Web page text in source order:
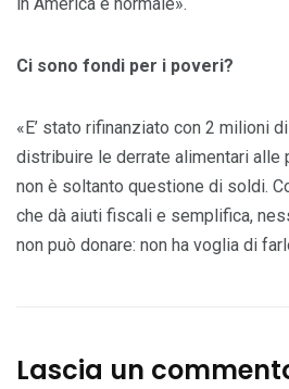
Ci sono fondi per i poveri?
«E’ stato rifinanziato con 2 milioni
distribuire le derrate alimentari alle
non è soltanto questione di soldi.
che dà aiuti fiscali e semplifica,
non può donare: non ha voglia di
Lascia un